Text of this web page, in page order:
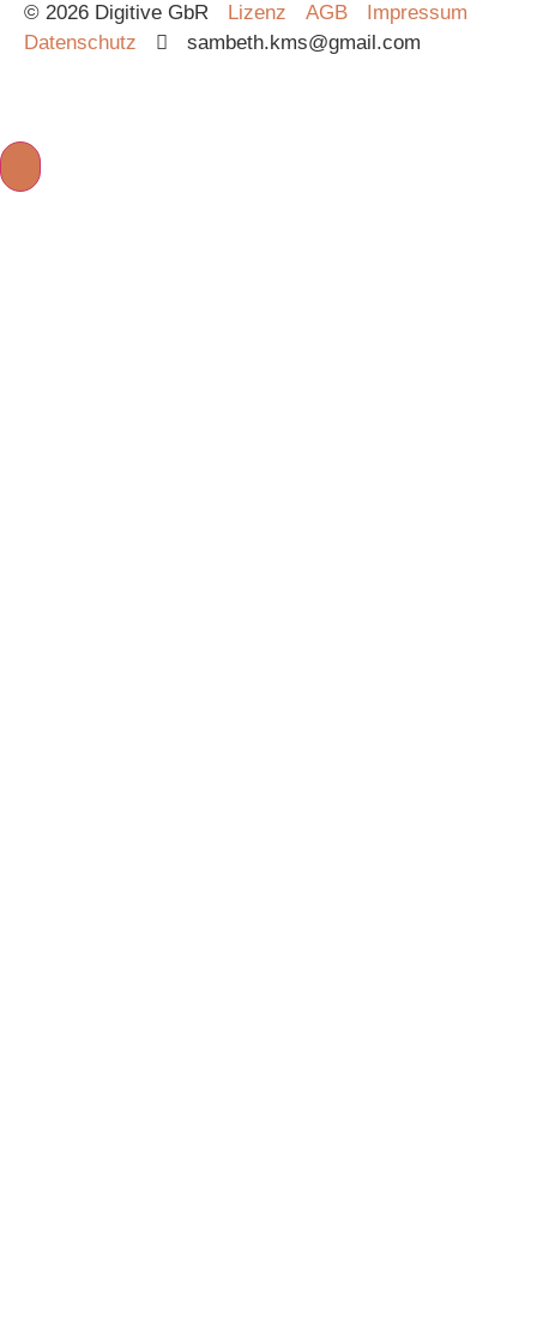
© 2026 Digitive GbR Lizenz AGB
Impressum
Datenschutz
sambeth.kms@gmail.com